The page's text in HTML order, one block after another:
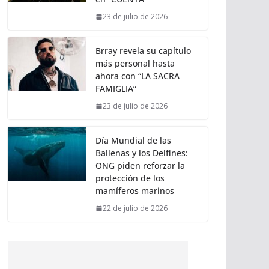
23 de julio de 2026
Brray revela su capítulo
más personal hasta
ahora con “LA SACRA
FAMIGLIA”
23 de julio de 2026
Día Mundial de las
Ballenas y los Delfines:
ONG piden reforzar la
protección de los
mamíferos marinos
22 de julio de 2026